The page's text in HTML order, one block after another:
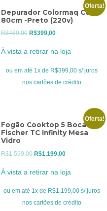
Oferta!
Depurador Colormaq Cook
80cm -Preto (220v)
R$469,00 O
era:
R$469,00.
R$399,00O
atual
é:
R$399,00.
À vista a retirar na loja
ou em até 1x de R$399,00 s/ juros
nos cartões de crédito
Oferta!
Fogão Cooktop 5 Bocas
Fischer TC Infinity Mesa
Vidro
R$1.599,00 O
era:
R$1.599,00.
R$1.199,00O
atual
é:
R$1.199,00.
À vista a retirar na loja
ou em até 1x de R$1.199,00 s/ juros
nos cartões de crédito